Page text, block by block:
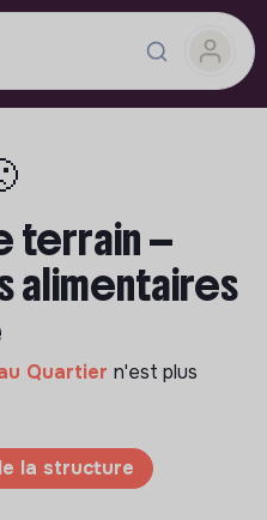
terrain —
Quartier n'est plus
la structure